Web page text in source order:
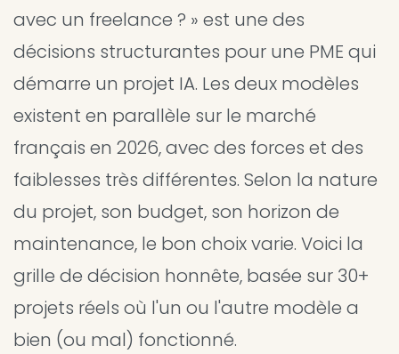
avec un freelance ? » est une des
décisions structurantes pour une PME qui
démarre un projet IA. Les deux modèles
existent en parallèle sur le marché
français en 2026, avec des forces et des
faiblesses très différentes. Selon la nature
du projet, son budget, son horizon de
maintenance, le bon choix varie. Voici la
grille de décision honnête, basée sur 30+
projets réels où l'un ou l'autre modèle a
bien (ou mal) fonctionné.